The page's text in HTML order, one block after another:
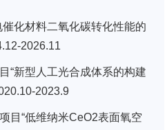
化材料二氧化碳转化性能的
2026.11
“新型人工光合成体系的构建
2023.9
目“低维纳米CeO2表面氧空